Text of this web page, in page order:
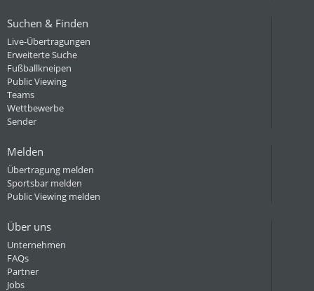
Suchen & Finden
Live-Übertragungen
Erweiterte Suche
Fußballkneipen
Public Viewing
Teams
Wettbewerbe
Sender
Melden
Übertragung melden
Sportsbar melden
Public Viewing melden
Über uns
Unternehmen
FAQs
Partner
Jobs